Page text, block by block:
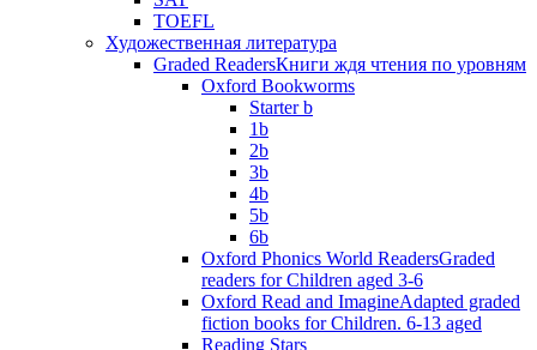
TOEFL
Художественная литература
Graded ReadersКниги ждя чтения по уровням
Oxford Bookworms
Starter b
1b
2b
3b
4b
5b
6b
Oxford Phonics World ReadersGraded
readers for Children aged 3-6
Oxford Read and ImagineAdapted graded
fiction books for Children. 6-13 aged
Reading Stars